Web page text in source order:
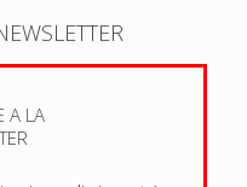
A LA